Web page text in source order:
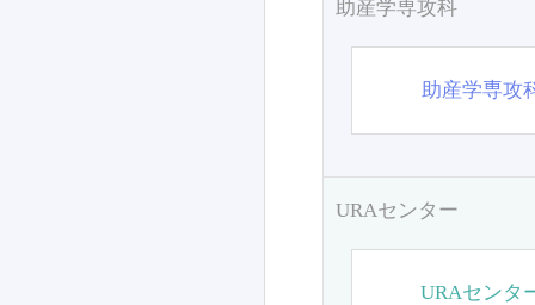
助産学専攻科
助産学専攻
URAセンター
URAセンタ